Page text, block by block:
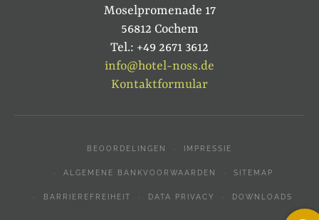
Moselpromenade 17
56812 Cochem
Tel.: +49 2671 3612
info@hotel-noss.de
Kontaktformular
BEOORDELINGEN IMPRESSIE
ALGEMENE BANKVOORWAARDEN SITEMAP
BARRIEREFREIHEIT DATA PRIVACY DOWNLOADS